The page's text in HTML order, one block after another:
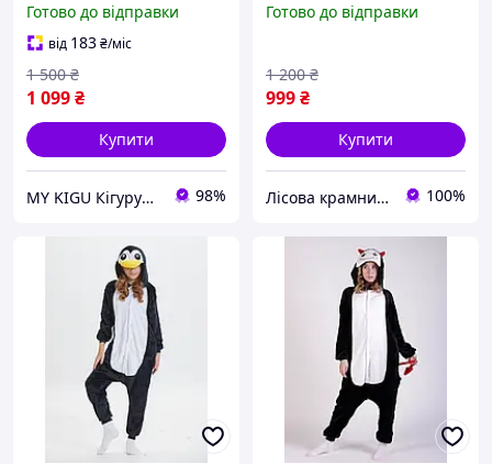
дівчини Kigurumi
Фіолетовий Аніме (2065 /
1098)
Готово до відправки
від 183₴/міс
1 099₴
1 500 ₴
Купити
MY KIGU Кігурумі для вієї родини! 98%
ф "Час пригод"
Готово до відправки
999₴
1 200 ₴
Купити
Лісова крамничка 100%